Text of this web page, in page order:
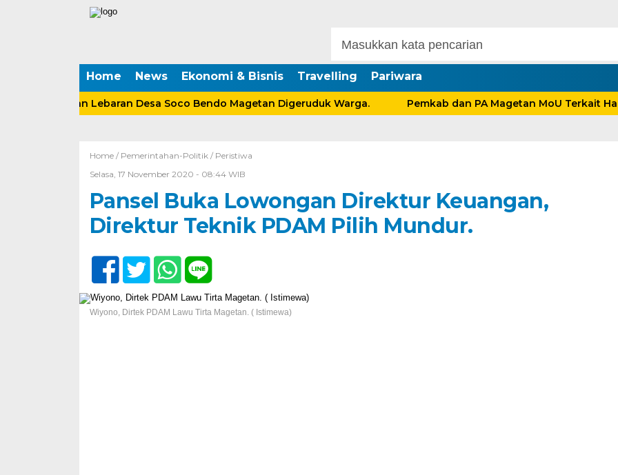
Home News Ekonomi & Bisnis Travelling Pariwara
Tabungan Lebaran Desa Soco Bendo Magetan Digeruduk Warga. Pemkab dan PA Magetan MoU Terkait Hak
Home / Pemerintahan-Politik/ Peristiwa
Selasa, 17 November 2020 - 08:44 WIB
Pansel Buka Lowongan Direktur Keuangan,
Direktur Teknik PDAM Pilih Mundur.
Wiyono, Dirtek PDAM Lawu Tirta Magetan. ( Istimewa)